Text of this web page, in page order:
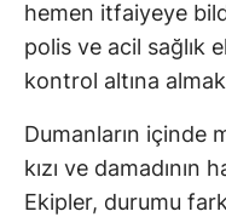
hemen itfaiyeye
polis ve acil sağlık
kontrol altına
Dumanların içinde
kızı ve
Ekipler, durumu